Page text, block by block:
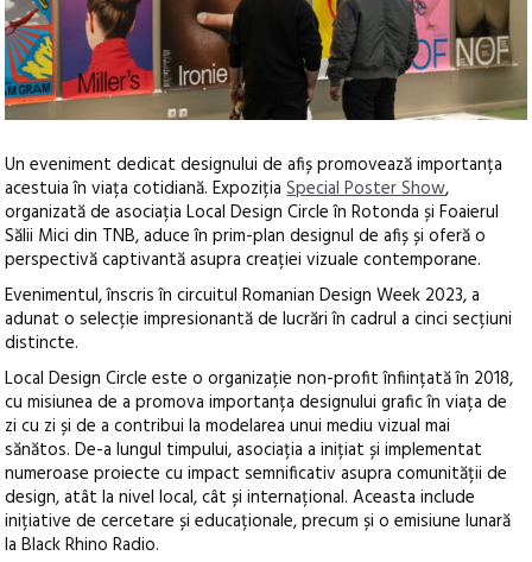
Un eveniment dedicat designului de afiș promovează importanța
acestuia în viața cotidiană.ExpozițiaSpecial Poster Show,
organizată de asociația Local Design Circleîn Rotonda și Foaierul
Sălii Mici din TNB, aduce în prim-plan designul de afiș și oferă o
perspectivă captivantă asupra creației vizuale contemporane.
Evenimentul, înscris în circuitul Romanian Design Week 2023, a
adunat o selecție impresionantă de lucrări în cadrul a cinci secțiuni
distincte.
Local Design Circle este o organizație non-profit înființată în 2018,
cu misiunea de a promova importanța designului grafic în viața de
zi cu zi și de a contribui la modelarea unui mediu vizual mai
sănătos. De-a lungul timpului, asociația a inițiat și implementat
numeroase proiecte cu impact semnificativ asupra comunității de
design, atât la nivel local, cât și internațional. Aceasta include
inițiative de cercetare și educaționale, precum și o emisiune lunară
la Black Rhino Radio.